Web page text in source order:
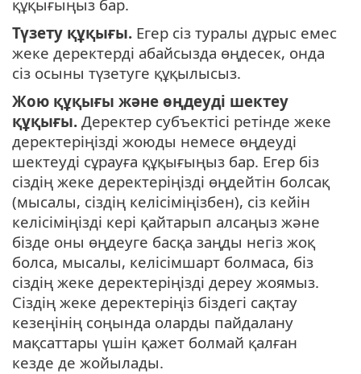
құқығыңыз бар.
Түзету құқығы. Егер сіз туралы дұрыс емес
жеке деректерді абайсызда өңдесек, онда
сіз осыны түзетуге құқылысыз.
Жою құқығы және өңдеуді шектеу
құқығы. Деректер субъектісі ретінде жеке
деректеріңізді жоюды немесе өңдеуді
шектеуді сұрауға құқығыңыз бар. Егер біз
сіздің жеке деректеріңізді өңдейтін болсақ
(мысалы, сіздің келісіміңізбен), сіз кейін
келісіміңізді кері қайтарып алсаңыз және
бізде оны өңдеуге басқа заңды негіз жоқ
болса, мысалы, келісімшарт болмаса, біз
сіздің жеке деректеріңізді дереу жоямыз.
Сіздің жеке деректеріңіз біздегі сақтау
кезеңінің соңында оларды пайдалану
мақсаттары үшін қажет болмай қалған
кезде де жойылады.